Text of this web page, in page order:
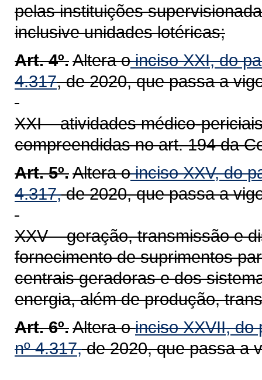
pelas instituições
inclusive unidades lotéricas;
Art. 4º.Altera oinciso XXI, do
4.317, de 2020, que passa a
XXI – atividades médico-
compreendidas no art. 194 da
Art. 5º.Altera oinciso XXV, do
4.317,de 2020, que passa a
XXV – geração, transmissão e
fornecimento de suprimentos
centrais geradoras e dos
energia, além de produção,
Art. 6º.Altera oinciso XXVII, do
nº 4.317,de 2020, que passa a